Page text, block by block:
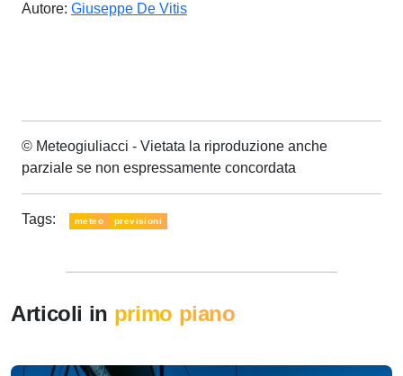
Autore: Giuseppe De Vitis
© Meteogiuliacci - Vietata la riproduzione anche
parziale se non espressamente concordata
Tags: meteo previsioni
Articoli in primo piano